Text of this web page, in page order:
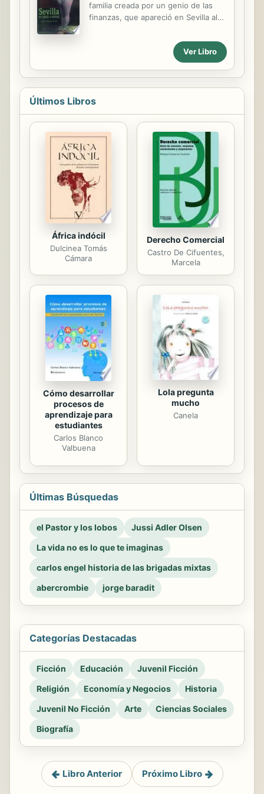
mundo y llegue por fin a Heliópolis
Primera? El Juego Universal llegó a
vencer el mal. ¿Quieres ir a un viaje?
familia creada por un genio de las
finanzas, que apareció en Sevilla al
Barcelona, para hacer negocios, y
que los hizo con mucho éxito. El
relato sirve de continente para una
detallada descripción del ambiente
en que se desenvolvía, a sus anchas,
la alta sociedad sevillana de la época.
Ver Libro
Últimos Libros
África indócil
Dulcinea Tomás
Cámara
Derecho Comercial
Castro De Cifuentes,
Marcela
Cómo desarrollar
procesos de
aprendizaje para
estudiantes
Carlos Blanco
Valbuena
Lola pregunta
mucho
Canela
Últimas Búsquedas
el Pastor y los lobos
Jussi Adler Olsen
La vida no es lo que te imaginas
carlos engel historia de las brigadas mixtas
abercrombie
jorge baradit
Categorías Destacadas
Ficción Educación
Juvenil Ficción
Religión
Economía y Negocios
Historia
Juvenil No Ficción
Arte
Ciencias Sociales
Biografía
Libro Anterior Próximo Libro